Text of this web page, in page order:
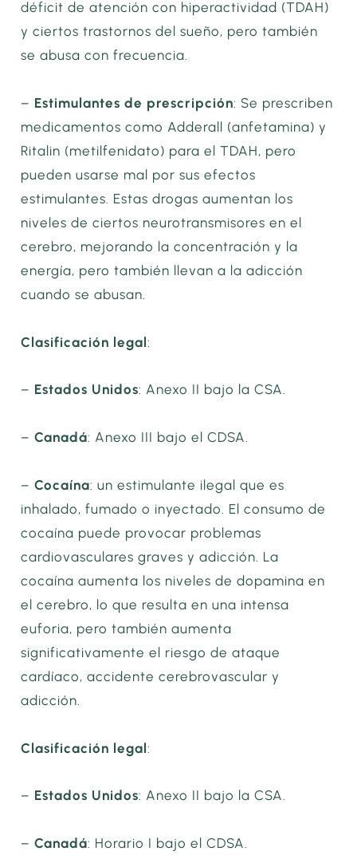
déficit de atención con hiperactividad (TDAH)
y ciertos trastornos del sueño, pero también
se abusa con frecuencia.
– Estimulantes de prescripción: Se prescriben
medicamentos como Adderall (anfetamina) y
Ritalin (metilfenidato) para el TDAH, pero
pueden usarse mal por sus efectos
estimulantes. Estas drogas aumentan los
niveles de ciertos neurotransmisores en el
cerebro, mejorando la concentración y la
energía, pero también llevan a la adicción
cuando se abusan.
Clasificación legal:
– Estados Unidos: Anexo II bajo la CSA.
–Canadá: Anexo III bajo el CDSA.
–Cocaína: un estimulante ilegal que es
inhalado, fumado o inyectado. El consumo de
cocaína puede provocar problemas
cardiovasculares graves y adicción. La
cocaína aumenta los niveles de dopamina en
el cerebro, lo que resulta en una intensa
euforia, pero también aumenta
significativamente el riesgo de ataque
cardíaco, accidente cerebrovascular y
adicción.
Clasificación legal:
– Estados Unidos: Anexo II bajo la CSA.
–Canadá: Horario I bajo el CDSA.